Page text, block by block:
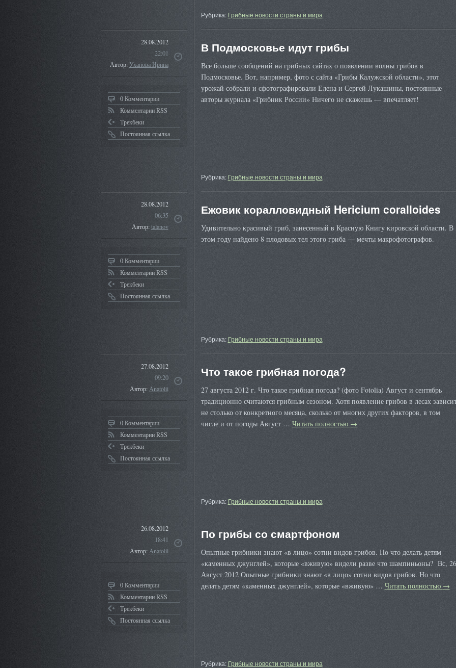
Рубрика: Грибные новости страны и мира
28.08.2012
22:01
Автор: Уханова Ирина
0 Комментарии
Комментарии RSS
Трекбеки
Постоянная ссылка
В Подмосковье идут грибы
Все больше сообщений на грибных сайтах о появлении волны грибов в
Подмосковье. Вот, например, фото с сайта «Грибы Калужской области», этот
урожай собрали и сфотографировали Елена и Сергей Лукашины, постоянные
авторы журнала «Грибник России» Ничего не скажешь — впечатляет!
Рубрика: Грибные новости страны и мира
28.08.2012
06:35
Автор:talanov
0 Комментарии
Комментарии RSS
Трекбеки
Постоянная ссылка
Ежовик коралловидный Hericium coralloides
Удивительно красивый гриб, занесенный в Красную Книгу кировской области. В
этом году найдено 8 плодовых тел этого гриба — мечты макрофотографов.
Рубрика: Грибные новости страны и мира
27.08.2012
09:20
Автор:Anatolii
0 Комментарии
Комментарии RSS
Трекбеки
Постоянная ссылка
Что такое грибная погода?
27 августа 2012 г. Что такое грибная погода? (фото Fotolia) Август и сентябрь
традиционно считаются грибным сезоном. Хотя появление грибов в лесах
не столько от конкретного месяца, сколько от многих других факторов, в том
числе и от погоды Август … Читать полностью →
Рубрика: Грибные новости страны и мира
26.08.2012
18:41
Автор:Anatolii
0 Комментарии
Комментарии RSS
Трекбеки
Постоянная ссылка
По грибы со смартфоном
Опытные грибники знают «в лицо» сотни видов грибов. Но что делать детям
«каменных джунглей», которые «вживую» видели разве что шампиньоны? Вс, 26
Август 2012 Опытные грибники знают «в лицо» сотни видов грибов. Но что
делать детям «каменных джунглей», которые «вживую» … Читать полностью →
Рубрика: Грибные новости страны и мира